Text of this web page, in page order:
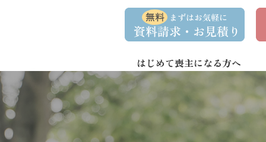
へ
ス
キ
ッ
プ
ョ
ン
に
移
動
資
求
問
い
合
せ
事
談
はじめて喪主になる方へ